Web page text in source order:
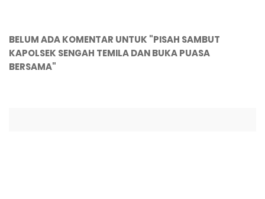
BELUM ADA KOMENTAR UNTUK "PISAH SAMBUT
KAPOLSEK SENGAH TEMILA DAN BUKA PUASA
BERSAMA"